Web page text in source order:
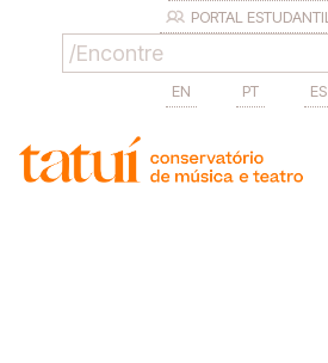
PORTAL ESTUDANTIL
EN PT ES